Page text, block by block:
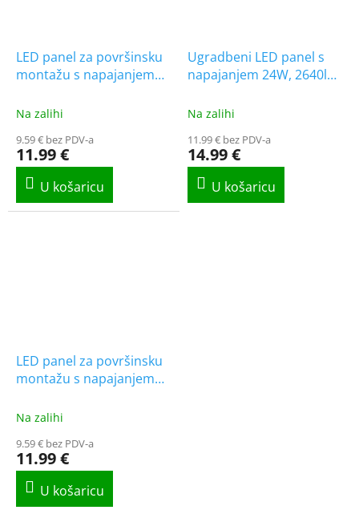
LED panel za površinsku
montažu s napajanjem
Backlit, kvadratni, 1+1
Na zalihi
9.59 € bez PDV-a
11.99 €
Ugradbeni LED panel s
napajanjem 24W, 2640lm,
1+1 gratis!
Na zalihi
11.99 € bez PDV-a
14.99 €
LED panel za površinsku
montažu s napajanjem
Backlit, kvadratni
Na zalihi
9.59 € bez PDV-a
11.99 €